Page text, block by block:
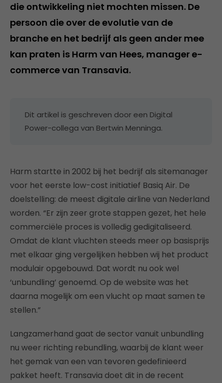
die ontwikkeling niet mochten missen. De
persoon die over de evolutie van de
branche en het bedrijf als geen ander mee
kan praten is Harm van Hees, manager e-
commerce van Transavia.
Dit artikel is geschreven door een Digital
Power-collega van Bertwin Menninga.
Harm startte in 2002 bij het bedrijf als sitemanager
voor het eerste low-cost initiatief Basiq Air. De
doelstelling: de meest digitale airline van Nederland
worden. “Er zijn zeer grote stappen gezet, het hele
commerciële proces is volledig gedigitaliseerd.
Omdat de klant vluchten steeds meer op basisprijs
met elkaar ging vergelijken hebben wij het product
modulair opgebouwd. Dat wordt nu ook wel
‘unbundling’ genoemd. Op de website was het
daarna mogelijk om een vlucht op maat samen te
stellen.”
Langzamerhand gaat de sector vanuit unbundling
nu weer richting rebundling, waarbij de klant weer
het gemak van een van tevoren gedefinieerd
pakket heeft. Transavia doet dit in de recent